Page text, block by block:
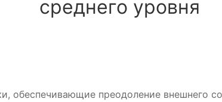
среднего уровня
обеспечивающие преодоление внешнего